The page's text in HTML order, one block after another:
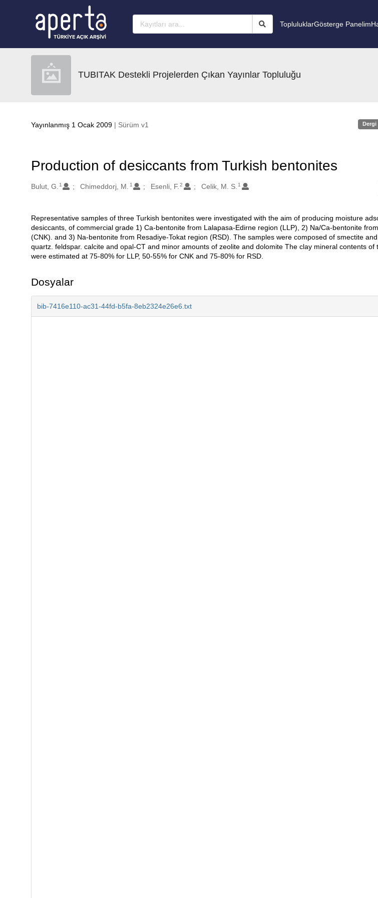
TopluluklarGösterge Panelim
TUBITAK Destekli Projelerden Çıkan Yayınlar Topluluğu
Yayınlanmış 1 Ocak 2009 | Sürüm v1
Production of desiccants from Turkish bentonites
Oluşturanlar
Bulut, G. 1 Chimeddorj, M. 1 Esenli, F. 2 Celik, M. S. 1
Açıklama
Representative samples of three Turkish bentonites were investigated with the aim of producing moisture
desiccants, of commercial grade 1) Ca-bentonite from Lalapasa-Edirne region (LLP), 2) Na/Ca-bentonite
(CNK). and 3) Na-bentonite from Resadiye-Tokat region (RSD). The samples were composed of smectite
quartz. feldspar. calcite and opal-CT and minor amounts of zeolite and dolomite The clay mineral contents of
were estimated at 75-80% for LLP, 50-55% for CNK and 75-80% for RSD.
Dosyalar
bib-7416e110-ac31-44fd-b5fa-8eb2324e26e6.txt